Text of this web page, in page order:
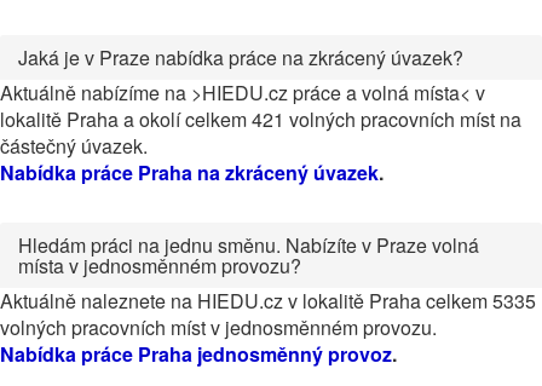
Jaká je v Praze nabídka práce na zkrácený úvazek?
Aktuálně nabízíme na >HIEDU.cz práce a volná místa< v
lokalitě Praha a okolí celkem 421 volných pracovních míst na
částečný úvazek.
Nabídka práce Praha na zkrácený úvazek.
Hledám práci na jednu směnu. Nabízíte v Praze volná
místa v jednosměnném provozu?
Aktuálně naleznete na HIEDU.cz v lokalitě Praha celkem 5335
volných pracovních míst v jednosměnném provozu.
Nabídka práce Praha jednosměnný provoz.